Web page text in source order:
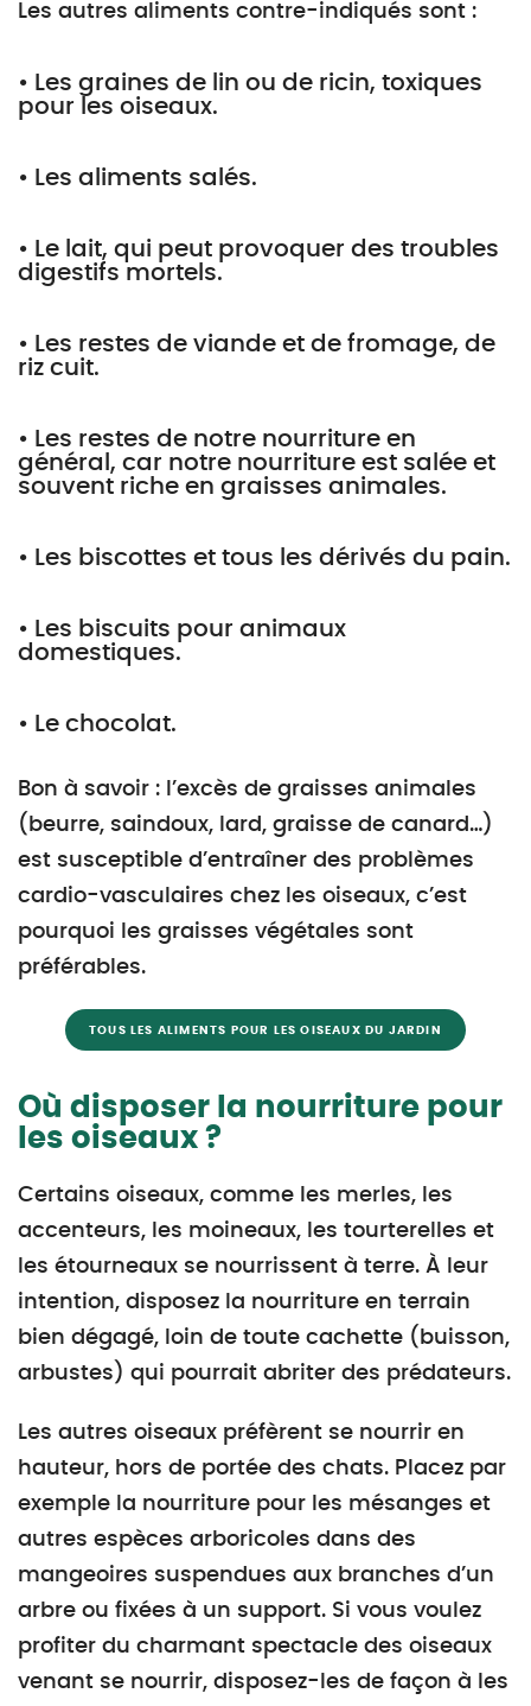
Les autres aliments contre-indiqués sont :
• Les graines de lin ou de ricin, toxiques
pour les oiseaux.
• Les aliments salés.
• Le lait, qui peut provoquer des troubles
digestifs mortels.
• Les restes de viande et de fromage, de
riz cuit.
• Les restes de notre nourriture en
général, car notre nourriture est salée et
souvent riche en graisses animales.
• Les biscottes et tous les dérivés du pain.
• Les biscuits pour animaux
domestiques.
• Le chocolat.
Bon à savoir : l’excès de graisses animales
(beurre, saindoux, lard, graisse de canard…)
est susceptible d’entraîner des problèmes
cardio-vasculaires chez les oiseaux, c’est
pourquoi les graisses végétales sont
préférables.
TOUS LES ALIMENTS POUR LES OISEAUX DU JARDIN
Où disposer la nourriture pour
les oiseaux ?
Certains oiseaux, comme les merles, les
accenteurs, les moineaux, les tourterelles et
les étourneaux se nourrissent à terre. À leur
intention, disposez la nourriture en terrain
bien dégagé, loin de toute cachette (buisson,
arbustes) qui pourrait abriter des prédateurs.
Les autres oiseaux préfèrent se nourrir en
hauteur, hors de portée des chats. Placez par
exemple la nourriture pour les mésanges et
autres espèces arboricoles dans des
mangeoires suspendues aux branches d’un
arbre ou fixées à un support. Si vous voulez
profiter du charmant spectacle des oiseaux
venant se nourrir, disposez-les de façon à les